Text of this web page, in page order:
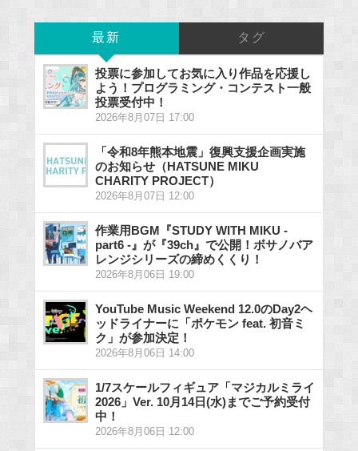
最新 タグ
投票に参加してお気に入り作品を応援し
よう！プログラミング・コンテスト一般
投票受付中！
2026年8月07日 17:00
「令和8年熊本地震」復興支援企画実施
のお知らせ（HATSUNE MIKU
CHARITY PROJECT）
2026年8月07日 12:00
作業用BGM『STUDY WITH MIKU -
part6 -』が『39ch』で公開！ボサノバア
レンジシリーズの締めくくり！
2026年8月06日 19:00
YouTube Music Weekend 12.0のDay2ヘ
ッドライナーに「ポケモン feat. 初音ミ
ク」が参加決定！
2026年8月06日 14:00
1/7スケールフィギュア「マジカルミライ
2026」Ver. 10月14日(水)までご予約受付
中！
2026年8月06日 12:00